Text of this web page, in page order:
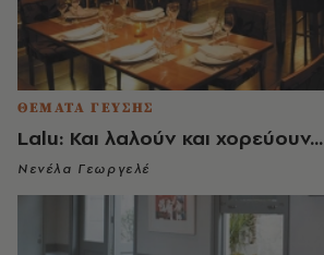
ΘΕΜΑΤΑ ΓΕΥΣΗΣ
Lalu: Και λαλούν και χορεύουν...
Νενέλα Γεωργελέ